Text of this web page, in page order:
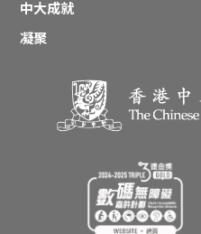
中大成就
凝聚